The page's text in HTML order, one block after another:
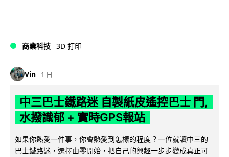
商業科技 3D 打印
Vin 1 日
中三巴士鐵路迷 自製紙皮遙控巴士 門,
水撥識郁 + 實時GPS報站
如果你熱愛一件事，你會熱愛到怎樣的程度？一位就讀中三的
巴士鐵路迷，選擇由零開始，把自己的興趣一步步變成真正可